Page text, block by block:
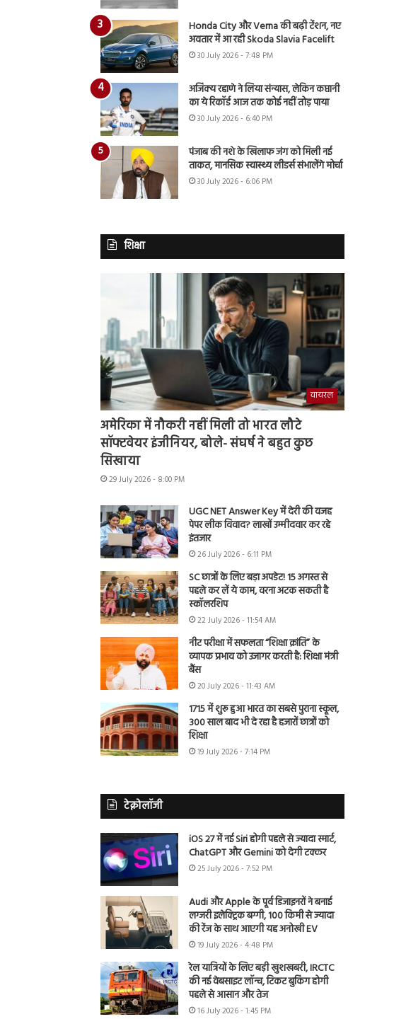
Honda City और Verna की बढ़ी टेंशन, नए
अवतार में आ रही Skoda Slavia Facelift
30 July 2026 - 7:48 PM
अजिंक्य रहाणे ने लिया संन्यास, लेकिन कप्तानी
का ये रिकॉर्ड आज तक कोई नहीं तोड़ पाया
30 July 2026 - 6:40 PM
पंजाब की नशे के खिलाफ जंग को मिली नई
ताकत, मानसिक स्वास्थ्य लीडर्स संभालेंगे मोर्चा
30 July 2026 - 6:06 PM
शिक्षा
वायरल
अमेरिका में नौकरी नहीं मिली तो भारत लौटे
सॉफ्टवेयर इंजीनियर, बोले- संघर्ष ने बहुत कुछ
सिखाया
29 July 2026 - 8:00 PM
UGC NET Answer Key में देरी की वजह
पेपर लीक विवाद? लाखों उम्मीदवार कर रहे
इंतजार
26 July 2026 - 6:11 PM
SC छात्रों के लिए बड़ा अपडेट! 15 अगस्त से
पहले कर लें ये काम, वरना अटक सकती है
स्कॉलरशिप
22 July 2026 - 11:54 AM
नीट परीक्षा में सफलता “शिक्षा क्रांति” के
व्यापक प्रभाव को उजागर करती है: शिक्षा मंत्री
बैंस
20 July 2026 - 11:43 AM
1715 में शुरू हुआ भारत का सबसे पुराना स्कूल,
300 साल बाद भी दे रहा है हजारों छात्रों को
शिक्षा
19 July 2026 - 7:14 PM
टेक्नोलॉजी
iOS 27 में नई Siri होगी पहले से ज्यादा स्मार्ट,
ChatGPT और Gemini को देगी टक्कर
25 July 2026 - 7:52 PM
Audi और Apple के पूर्व डिजाइनरों ने बनाई
लग्जरी इलेक्ट्रिक बग्गी, 100 किमी से ज्यादा
की रेंज के साथ आएगी यह अनोखी EV
19 July 2026 - 4:48 PM
रेल यात्रियों के लिए बड़ी खुशखबरी, IRCTC
की नई वेबसाइट लॉन्च, टिकट बुकिंग होगी
पहले से आसान और तेज
16 July 2026 - 1:45 PM